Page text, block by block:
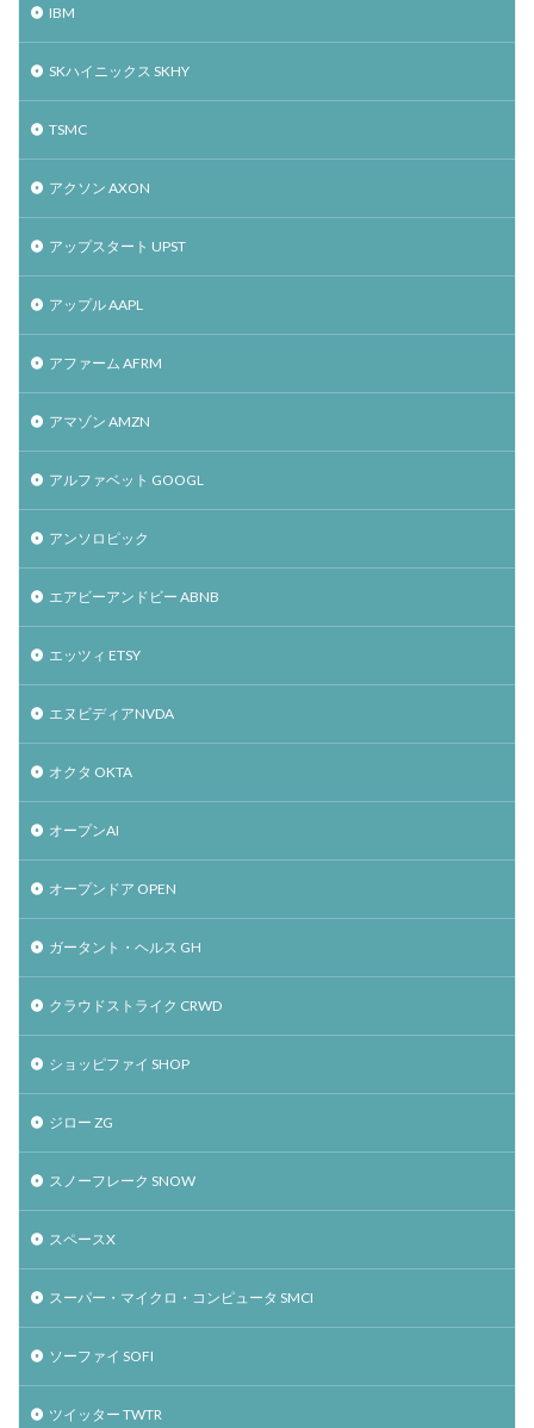
IBM
SKハイニックス SKHY
TSMC
アクソン AXON
アップスタート UPST
アップル AAPL
アファーム AFRM
アマゾン AMZN
アルファベット GOOGL
アンソロピック
エアビーアンドビー ABNB
エッツィ ETSY
エヌビディアNVDA
オクタ OKTA
オープンAI
オープンドア OPEN
ガータント・ヘルス GH
クラウドストライク CRWD
ショッピファイ SHOP
ジロー ZG
スノーフレーク SNOW
スペースX
スーパー・マイクロ・コンピュータ SMCI
ソーファイ SOFI
ツイッター TWTR